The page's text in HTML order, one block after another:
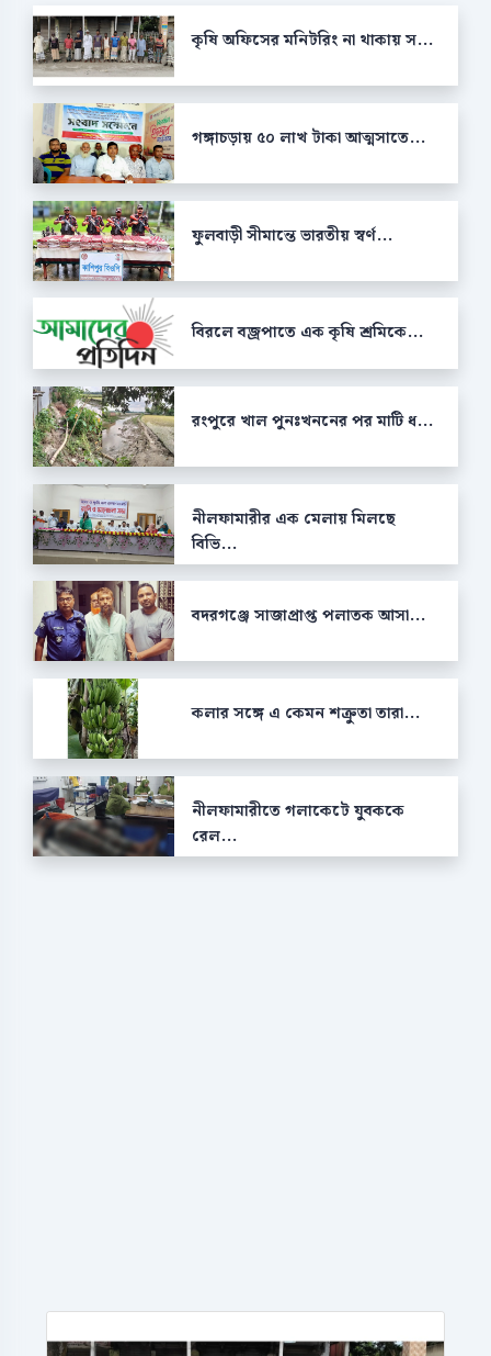
কৃষি অফিসের মনিটরিং না থাকায় স...
গঙ্গাচড়ায় ৫০ লাখ টাকা আত্মসাতে...
ফুলবাড়ী সীমান্তে ভারতীয় স্বর্ণ...
বিরলে বজ্রপাতে এক কৃষি শ্রমিকে...
রংপুরে খাল পুনঃখননের পর মাটি ধ...
নীলফামারীর এক মেলায় মিলছে
বিভি...
বদরগঞ্জে সাজাপ্রাপ্ত পলাতক আসা...
কলার সঙ্গে এ কেমন শক্রুতা তারা...
নীলফামারীতে গলাকেটে যুবককে
রেল...